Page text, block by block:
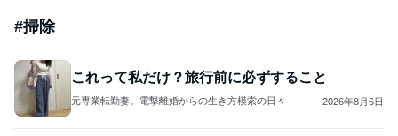
#掃除
これって私だけ？旅行前に必ずすること
元専業転勤妻。電撃離婚からの生き方模索の日々 2026年8月6日